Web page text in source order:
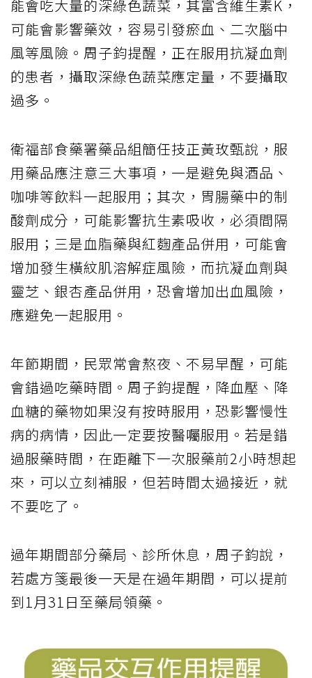
能會吃大量的深綠色蔬菜，其富含維生素K，
可能會影響藥效，容易引發瘀血、二次腦中
風等風險。周子鈞提醒，正在服用抗凝血劑
的患者，攝取深綠色蔬菜應定量，不要攝取
過多。
衛福部食藥署藥品組簡任技正黃玫甄說，服
用藥品應注意三大事項，一是避免與酒品、
咖啡等飲料一起服用；其次，胃腸藥中的制
酸劑成分，可能影響抗生素吸收，必須間隔
服用；三是血脂藥與紅麴產品併用，可能會
增加發生橫紋肌溶解症風險，而抗凝血劑與
靈芝、銀杏產品併用，恐會增加出血風險，
應避免一起服用。
年節期間，民眾常會熬夜、不易早醒，可能
會錯過吃藥時間。周子鈞提醒，降血壓、降
血糖的藥物如果沒有按時服用，恐影響慢性
病的病情，因此一定要按醫囑服用。若是錯
過服藥時間，在距離下一次服藥前2小時想起
來，可以立刻補服，但若時間太過接近，就
不要吃了。
過年期間部分藥局、診所休息，周子鈞說，
若處方箋最後一天是在過年期間，可以提前
到1月31日至藥局領藥。